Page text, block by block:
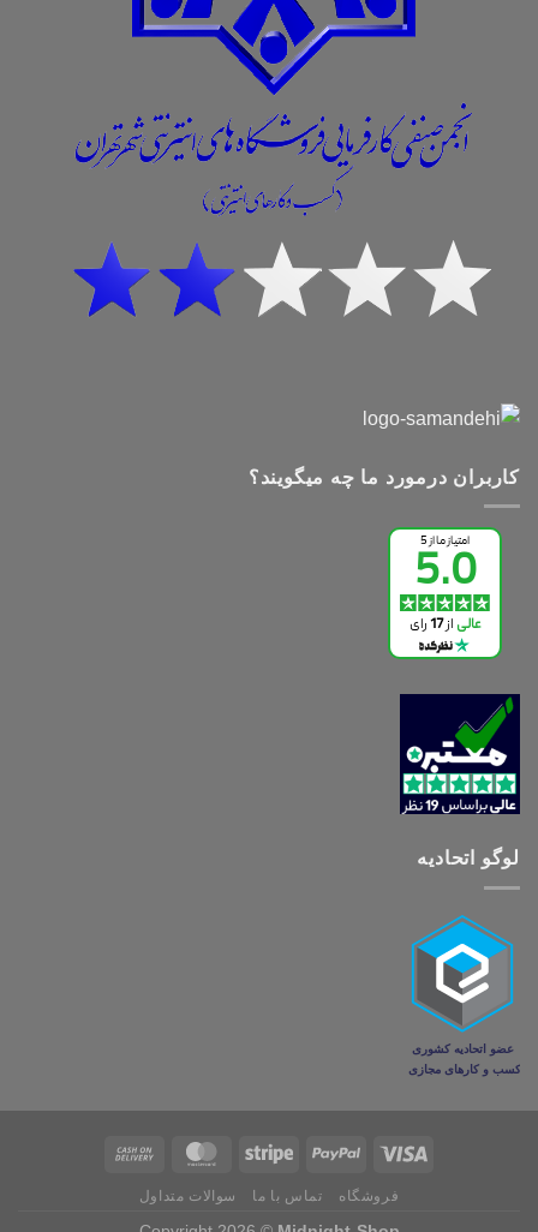
کاربران درمورد ما چه میگویند؟
لوگو اتحادیه
فروشگاه تماس با ما سوالات متداول